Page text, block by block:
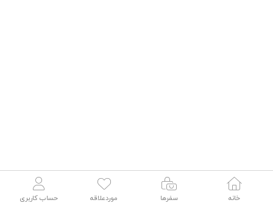
خانه سفرها موردعلاقه حساب کاربری